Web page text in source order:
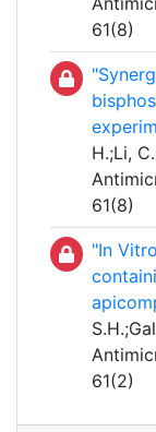
61(8)
H.;Li,
61(8)
"In
61(2)